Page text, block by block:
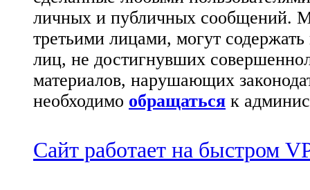
личных и публичных сообщений.
третьими лицами, могут
лиц, не достигнувших
материалов, нарушающих
необходимо обращаться к
Сайт работает на быстром